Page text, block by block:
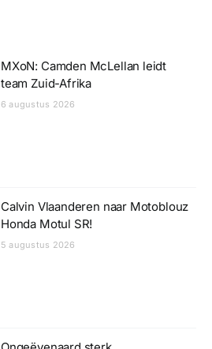
MXoN: Camden McLellan leidt
team Zuid-Afrika
6 augustus 2026
Calvin Vlaanderen naar Motoblouz
Honda Motul SR!
5 augustus 2026